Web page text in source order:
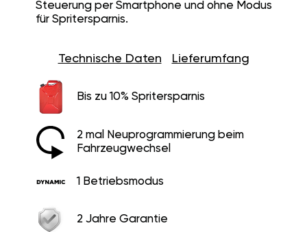
Steuerung per Smartphone und ohne Modus
für Spritersparnis.
Technische Daten Lieferumfang
Bis zu 10% Spritersparnis
2 mal Neuprogrammierung beim
Fahrzeugwechsel
1 Betriebsmodus
2 Jahre Garantie